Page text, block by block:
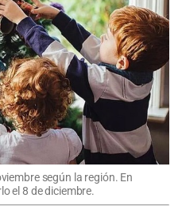
según la región. En
el 8 de diciembre.